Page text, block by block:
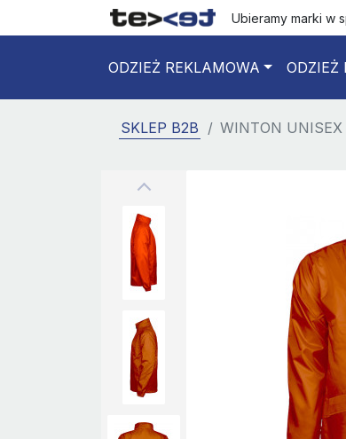
Ubieramy marki w
ODZIEŻ REKLAMOWA ODZIEŻ
SKLEP B2B WINTON UNISEX